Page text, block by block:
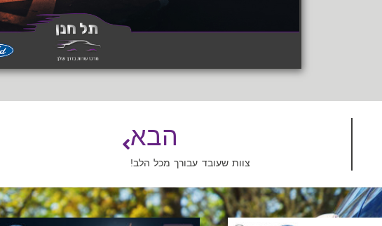
הבא
צוות שעובד עבורך מכל הלב!